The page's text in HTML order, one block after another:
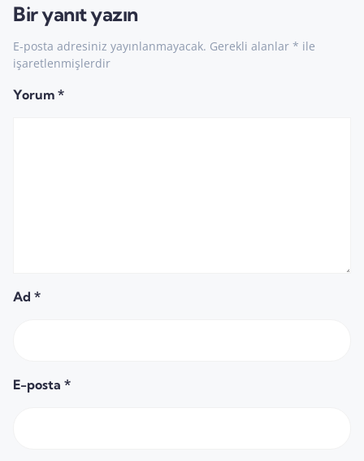
Bir yanıt yazın
E-posta adresiniz yayınlanmayacak. Gerekli alanlar * ile
işaretlenmişlerdir
Yorum *
Ad *
E-posta *